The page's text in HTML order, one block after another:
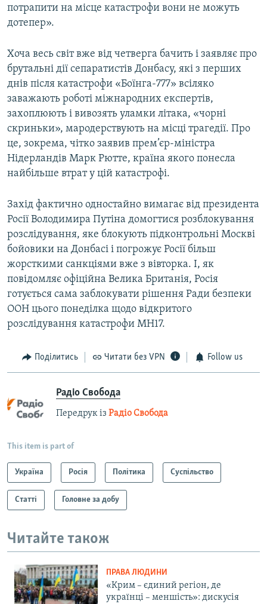
потрапити на місце катастрофи вони не можуть
дотепер».
Хоча весь світ вже від четверга бачить і заявляє про
брутальні дії сепаратистів Донбасу, які з перших
днів після катастрофи «Боїнга-777» всіляко
заважають роботі міжнародних експертів,
захоплюють і вивозять уламки літака, «чорні
скриньки», мародерствують на місці трагедії. Про
це, зокрема, чітко заявив прем’єр-міністра
Нідерландів Марк Рютте, країна якого понесла
найбільше втрат у цій катастрофі.
Захід фактично одностайно вимагає від президента
Росії Володимира Путіна домогтися розблокування
розслідування, яке блокують підконтрольні Москві
бойовики на Донбасі і погрожує Росії більш
жорсткими санкціями вже з вівторка. І, як
повідомляє офіційна Велика Британія, Росія
готується сама заблокувати рішення Ради безпеки
ООН цього понеділка щодо відкритого
розслідування катастрофи MH17.
Поділитись Читати без VPN Follow us
Радіо Свобода
Передрук із Радіо Свобода
This item is part of
Україна Росія Політика Суспільство
Статті Головне за добу
Читайте також
ПРАВА ЛЮДИНИ
«Крим – єдиний регіон, де
українці – меншість»: дискусія